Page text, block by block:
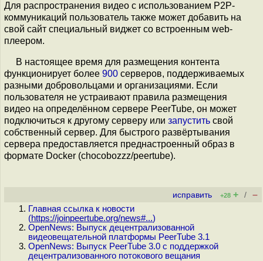
Для распространения видео с использованием P2P-
коммуникаций пользователь также может добавить на
свой сайт специальный виджет со встроенным web-
плеером.
В настоящее время для размещения контента
функционирует более 900 серверов, поддерживаемых
разными добровольцами и организациями. Если
пользователя не устраивают правила размещения
видео на определённом сервере PeerTube, он может
подключиться к другому серверу или запустить свой
собственный сервер. Для быстрого развёртывания
сервера предоставляется преднастроенный образ в
формате Docker (chocobozzz/peertube).
исправить +28 + / –
Главная ссылка к новости
(https://joinpeertube.org/news#...)
OpenNews: Выпуск децентрализованной
видеовещательной платформы PeerTube 3.1
OpenNews: Выпуск PeerTube 3.0 с поддержкой
децентрализованного потокового вещания